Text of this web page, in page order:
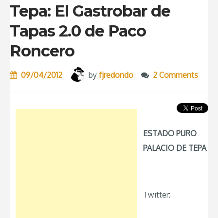
Tepa: El Gastrobar de
Tapas 2.0 de Paco
Roncero
09/04/2012 by fjredondo 2 Comments
ESTADO PURO
PALACIO DE TEPA
Twitter: